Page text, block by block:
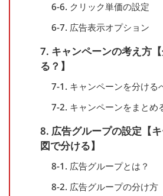
6-6. クリック単価の設定
6-7. 広告表示オプション
7. キャンペーンの考え方
る？】
7-1. キャンペーンを分ける
7-2. キャンペーンをまとめ
8. 広告グループの設定【
図で分ける】
8-1. 広告グループとは？
8-2. 広告グループの分け方